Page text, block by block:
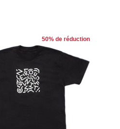
50% de réduction